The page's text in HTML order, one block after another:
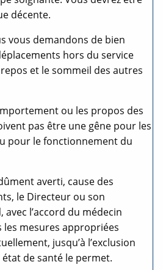
décente.
vous demandons de bien
hors du service
et le sommeil des autres
ou les propos des
pas être une gêne pour les
pour le fonctionnement du
averti, cause des
le Directeur ou son
l’accord du médecin
mesures appropriées
jusqu’à l’exclusion
état de santé le permet.